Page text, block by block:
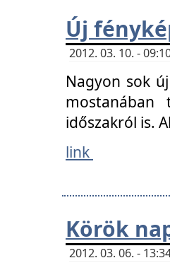
Új
2012. 03. 10. -
Nagyon sok
mostanában
időszakról is.
link
Körök
2012. 03. 06. -